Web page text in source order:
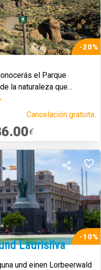
-20%
el Parque
la naturaleza que
Cancelación gratuita.
€
-10%
Laurisilva
und einen Lorbeerwald